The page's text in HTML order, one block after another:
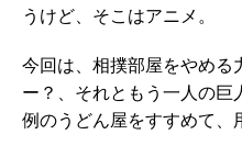
うけど、そこはアニメ。
今回は、相撲部屋をやめる
ー？、それともう一人の
例のうどん屋をすすめて、